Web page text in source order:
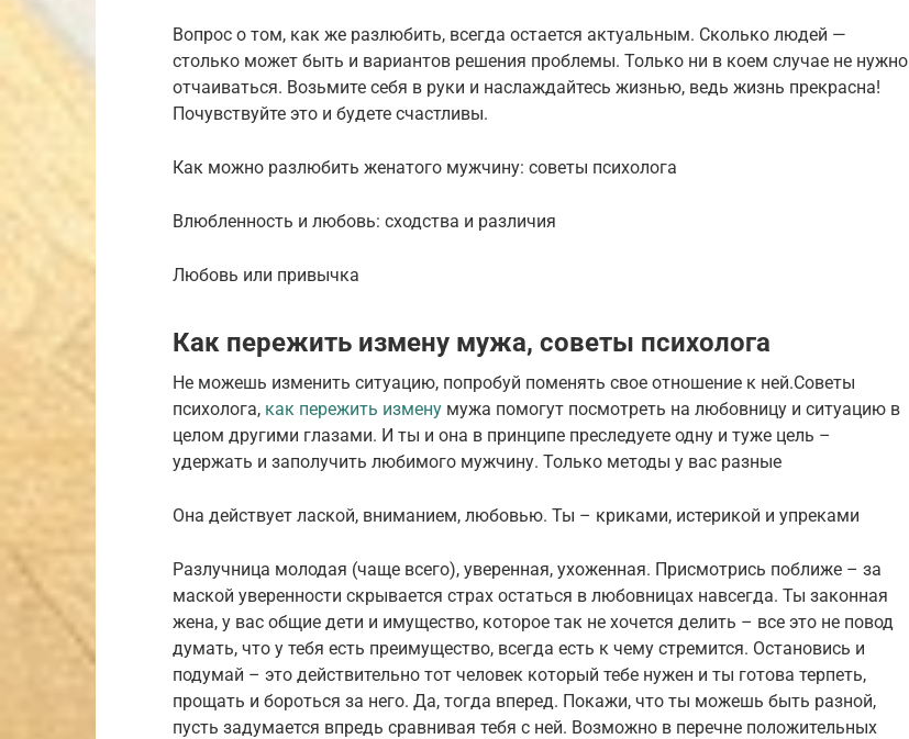
Вопрос о том, как же разлюбить, всегда остается актуальным. Сколько людей —
столько может быть и вариантов решения проблемы. Только ни в коем случае не нужно
отчаиваться. Возьмите себя в руки и наслаждайтесь жизнью, ведь жизнь прекрасна!
Почувствуйте это и будете счастливы.
Как можно разлюбить женатого мужчину: советы психолога
Влюбленность и любовь: сходства и различия
Любовь или привычка
Как пережить измену мужа, советы психолога
Не можешь изменить ситуацию, попробуй поменять свое отношение к ней.Советы
психолога, как пережить измену мужа помогут посмотреть на любовницу и ситуацию в
целом другими глазами. И ты и она в принципе преследуете одну и туже цель –
удержать и заполучить любимого мужчину. Только методы у вас разные
Она действует лаской, вниманием, любовью. Ты – криками, истерикой и упреками
Разлучница молодая (чаще всего), уверенная, ухоженная. Присмотрись поближе – за
маской уверенности скрывается страх остаться в любовницах навсегда. Ты законная
жена, у вас общие дети и имущество, которое так не хочется делить – все это не повод
думать, что у тебя есть преимущество, всегда есть к чему стремится. Остановись и
подумай – это действительно тот человек который тебе нужен и ты готова терпеть,
прощать и бороться за него. Да, тогда вперед. Покажи, что ты можешь быть разной,
пусть задумается впредь сравнивая тебя с ней. Возможно в перечне положительных